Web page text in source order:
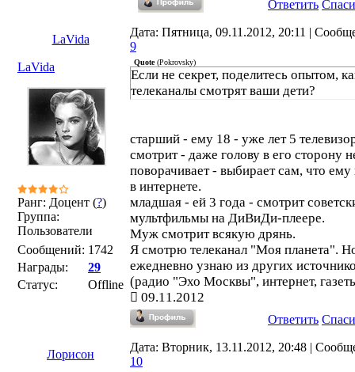
Ответить
LaVida
Дата: Пятница, 09.11.2012, 20:11 |
9
LaVida
Ранг: Доцент (?)
Группа:
Пользователи
Сообщений: 1742
Награды:
29
Статус:
Offline
Quote(Pokrovsky)
Если не секрет, поделитесь опытом,
телеканалы смотрят ваши дети?
старший - ему 18 - уже лет 5
смотрит - даже голову в его сторону
поворачивает - выбирает сам, что
в интернете.
младшая - ей 3 года - смотрит
мультфильмы на ДиВиДи-плеере.
Муж смотрит всякую дрянь.
Я смотрю телеканал "Моя планета".
ежедневно узнаю из других
(радио "Эхо Москвы", интернет,
09.11.2012
Ответить
Лорисон
Дата: Вторник, 13.11.2012, 20:48 |
10